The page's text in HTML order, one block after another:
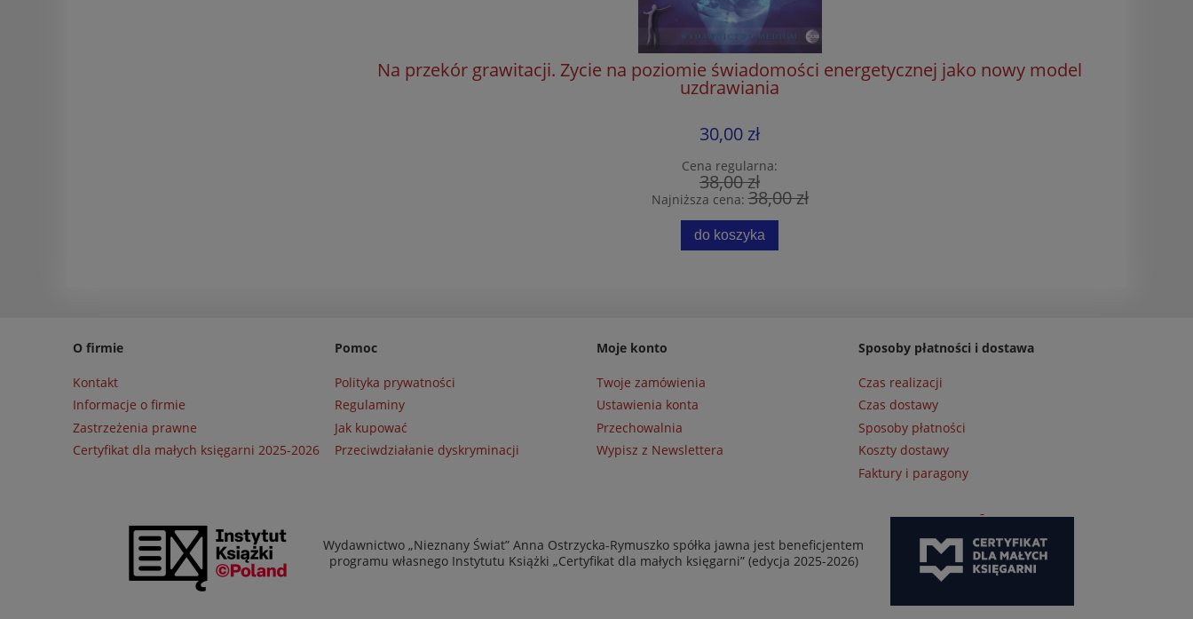
Na przekór grawitacji. Życie na poziomie świadomości energetycznej jako nowy model
uzdrawiania
30,00 zł
Cena regularna:
38,00 zł
Najniższa cena:38,00 zł
do koszyka
O firmie
Kontakt
Informacje o firmie
Zastrzeżenia prawne
Certyfikat dla małych księgarni 2025-2026
Pomoc
Polityka prywatności
Regulaminy
Jak kupować
Przeciwdziałanie dyskryminacji
Moje konto
Twoje zamówienia
Ustawienia konta
Przechowalnia
Wypisz z Newslettera
Sposoby płatności i dostawa
Czas realizacji
Czas dostawy
Sposoby płatności
Koszty dostawy
Faktury i paragony
Wydawnictwo „Nieznany Świat” Anna Ostrzycka-Rymuszko spółka jawna jest beneficjentem
programu własnego Instytutu Książki „Certyfikat dla małych księgarni” (edycja 2025-2026)